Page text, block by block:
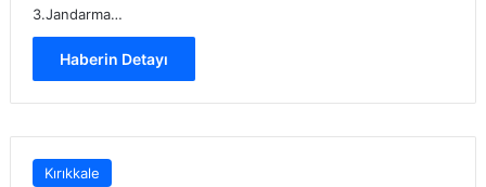
3.Jandarma…
Haberin Detayı
Kırıkkale